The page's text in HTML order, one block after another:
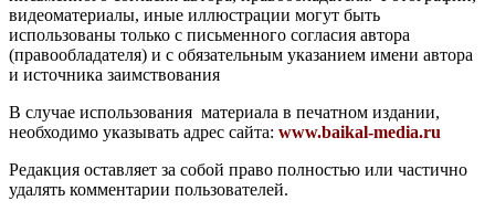
видеоматериалы, иные иллюстрации могут быть
использованы только с письменного согласия автора
(правообладателя) и с обязательным указанием имени автора
и источника заимствования
В случае использования материала в печатном издании,
необходимо указывать адрес сайта: www.baikal-media.ru
Редакция оставляет за собой право полностью или частично
удалять комментарии пользователей.